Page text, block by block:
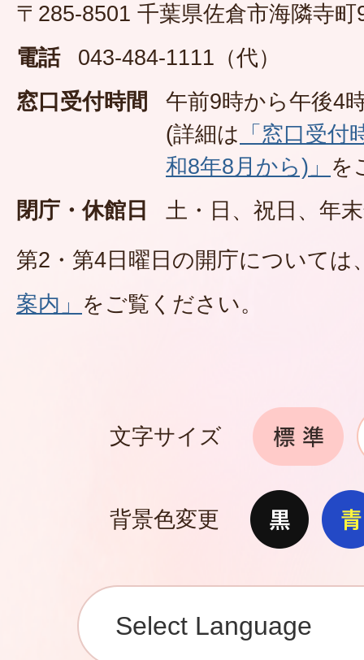
〒285-8501 千葉県佐倉市海隣寺町
電話
043-484-1111（代）
窓口受付時間
午前9時から午後4
(詳細は 「窓口受
和8年8月から)」 を
閉庁・休館日
土・日、祝日、年
第2・第4日曜日の開庁については
案内」 をご覧ください。
文字サイズ
背景色変更